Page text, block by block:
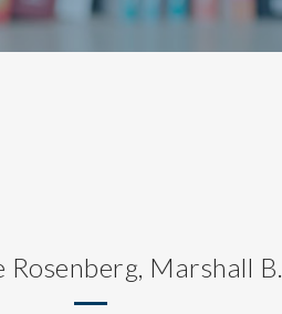
Rosenberg, Marshall B.